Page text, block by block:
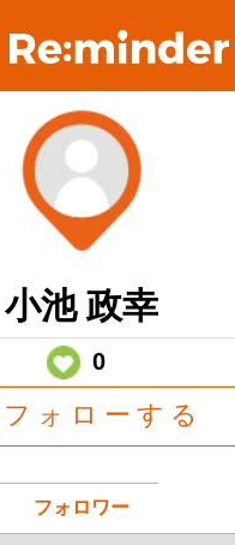
小池 政幸
0
フォローする
フォロワー